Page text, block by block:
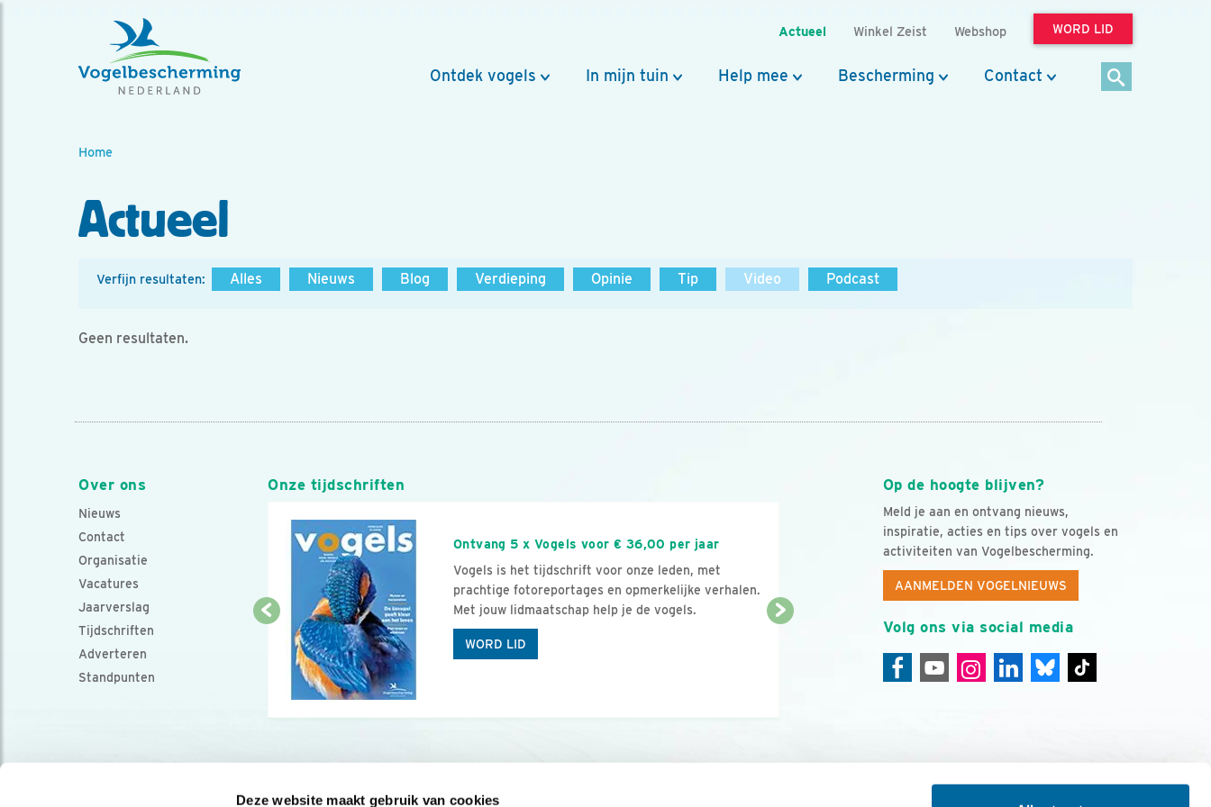
Deze website maakt gebruik van cookies
Actueel Winkel Zeist Webshop WORD LID
Ontdek vogels In mijn tuin Help mee Bescherming Contact
Home
Actueel
Verfijn resultaten: Alles Nieuws Blog Verdieping Opinie Tip Video Podcast
Geen resultaten.
Over ons
Nieuws
Contact
Organisatie
Vacatures
Jaarverslag
Tijdschriften
Adverteren
Standpunten
Op de hoogte blijven?
Meld je aan en ontvang nieuws,
inspiratie, acties en tips over vogels en
activiteiten van Vogelbescherming.
AANMELDEN VOGELNIEUWS
Volg ons via social media
Onze tijdschriften
Ontvang 5 x Vogels voor € 36,00 per jaar
Vogels is het tijdschrift voor onze leden, met
prachtige fotoreportages en opmerkelijke verhalen.
Met jouw lidmaatschap help je de vogels.
WORD LID